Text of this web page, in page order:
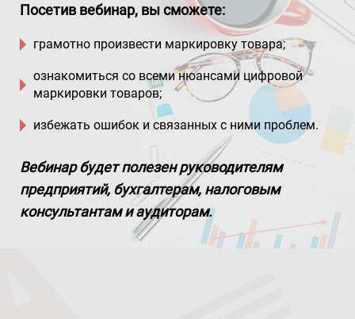
Посетив вебинар, вы сможете:
грамотно произвести маркировку товара;
ознакомиться со всеми нюансами цифровой
маркировки товаров;
избежать ошибок и связанных с ними проблем.
Вебинар будет полезен руководителям
предприятий, бухгалтерам, налоговым
консультантам и аудиторам.